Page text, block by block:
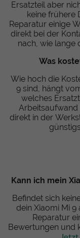
Ersatzteil aber
keine frühere
Reparatur einige
direkt bei der
nach, wie lange
Was
Wie hoch die
9 sind, hängt
welches
Arbeitsaufwand
direkt in der
Kann ich mein
Befindet sich
dein Xiaomi Mi
Reparatur
Bewertungen und